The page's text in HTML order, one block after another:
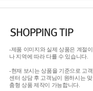
-제품 이미지와 실제 상품은 계절이
나 지역에 따라 다를 수 있습니다.
-현재 보시는 상품을 기준으로 고객
센터 상담 후 고객님이 원하시는 맞
춤형 상품 제작이 가능합니다.